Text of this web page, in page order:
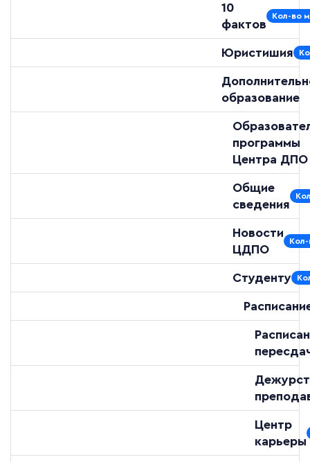
10
фактов
Кол-во
Юристишия
образование
программы
Центра ДПО
Общие
сведения
Новости
ЦДПО
Студенту
Центр
карьеры